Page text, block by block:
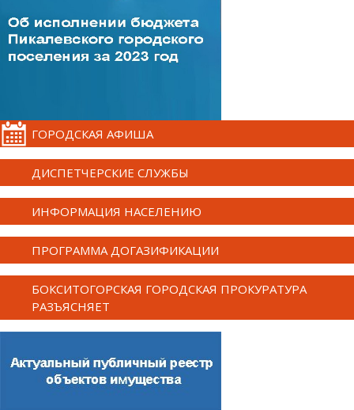
ГОРОДСКАЯ АФИША
ДИСПЕТЧЕРСКИЕ СЛУЖБЫ
ИНФОРМАЦИЯ НАСЕЛЕНИЮ
ПРОГРАММА ДОГАЗИФИКАЦИИ
БОКСИТОГОРСКАЯ ГОРОДСКАЯ ПРОКУРАТУРА
РАЗЪЯСНЯЕТ